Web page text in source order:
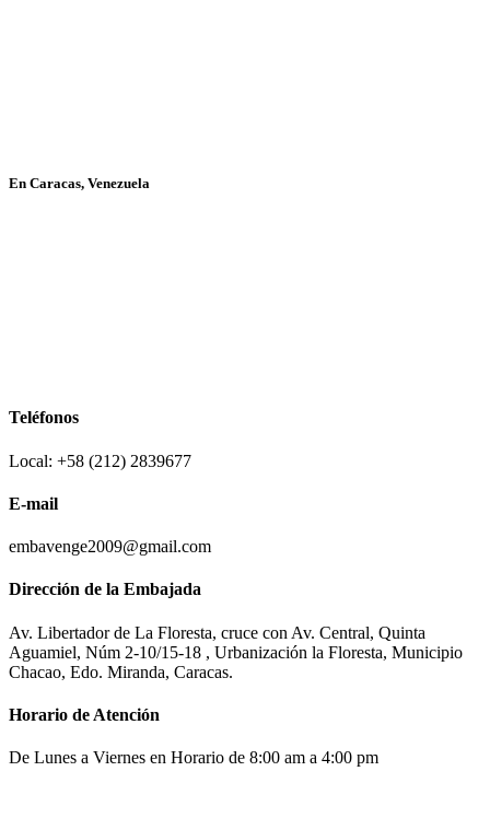
En Caracas, Venezuela
Teléfonos
Local: +58 (212) 2839677
E-mail
embavenge2009@gmail.com
Dirección de la Embajada
Av. Libertador de La Floresta, cruce con Av. Central, Quinta
Aguamiel, Núm 2-10/15-18 , Urbanización la Floresta, Municipio
Chacao, Edo. Miranda, Caracas.
Horario de Atención
De Lunes a Viernes en Horario de 8:00 am a 4:00 pm